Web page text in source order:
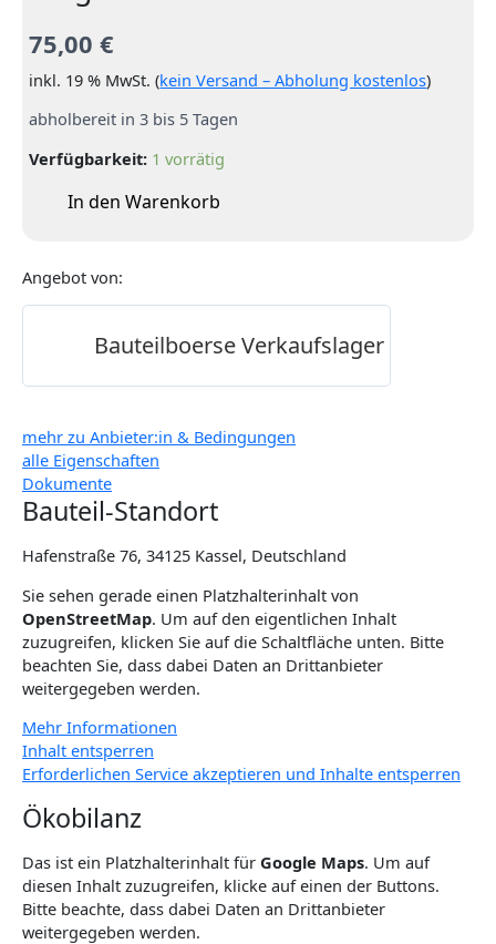
75,00€
inkl. 19 % MwSt. (kein Versand – Abholung kostenlos)
abholbereit in 3 bis 5 Tagen
Verfügbarkeit: 1 vorrätig
In den Warenkorb
Angebot von:
Bauteilboerse Verkaufslager
mehr zu Anbieter:in & Bedingungen
alle Eigenschaften
Dokumente
Bauteil-Standort
Hafenstraße 76, 34125 Kassel, Deutschland
Sie sehen gerade einen Platzhalterinhalt von
OpenStreetMap. Um auf den eigentlichen Inhalt
zuzugreifen, klicken Sie auf die Schaltfläche unten. Bitte
beachten Sie, dass dabei Daten an Drittanbieter
weitergegeben werden.
Mehr Informationen
Inhalt entsperren
Erforderlichen Service akzeptieren und Inhalte entsperren
Ökobilanz
Das ist ein Platzhalterinhalt für Google Maps. Um auf
diesen Inhalt zuzugreifen, klicke auf einen der Buttons.
Bitte beachte, dass dabei Daten an Drittanbieter
weitergegeben werden.